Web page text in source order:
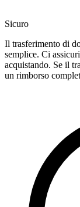
Sicuro
Il trasferimento di
semplice. Ci
acquistando. Se il
un rimborso